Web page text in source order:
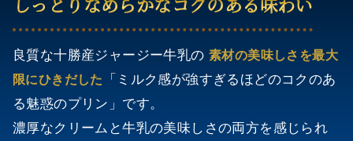
良質な十勝産ジャージー牛乳の 素材の美味しさを最大
限にひきだした
「ミルク感が強すぎるほどのコクのあ
る魅惑のプリン」です。
濃厚なクリームと牛乳の美味しさの両方を感じられ